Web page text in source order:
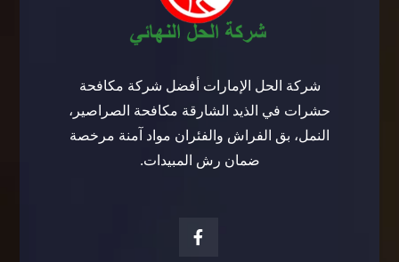
شركة الحل الإمارات أفضل شركة مكافحة
حشرات في الذيد الشارقة مكافحة الصراصير،
النمل، بق الفراش والفئران مواد آمنة مرخصة
ضمان رش المبيدات.